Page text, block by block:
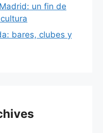
un fin de
bares, clubes y